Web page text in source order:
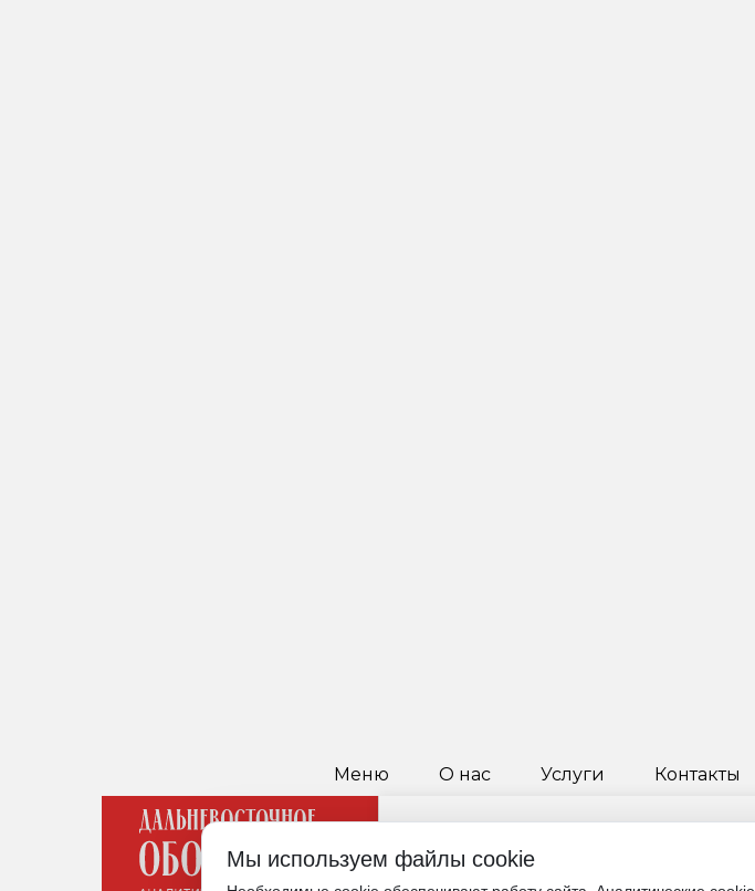
Меню О нас Услуги Контакты
Мы используем файлы cookie